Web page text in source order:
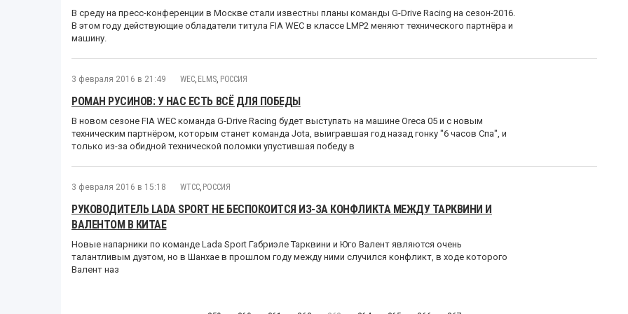
В среду на пресс-конференции в Москве стали известны планы команды G-Drive Racing на сезон-2016.
В этом году действующие обладатели титула FIA WEC в классе LMP2 меняют технического партнёра и
машину.
3 февраля 2016 в 21:49 WEC, ELMS, РОССИЯ
РОМАН РУСИНОВ: У НАС ЕСТЬ ВСЁ ДЛЯ ПОБЕДЫ
В новом сезоне FIA WEC команда G-Drive Racing будет выступать на машине Oreca 05 и c новым
техническим партнёром, которым станет команда Jota, выигравшая год назад гонку "6 часов Спа", и
только из-за обидной технической поломки упустившая победу в
3 февраля 2016 в 15:18 WTCC, РОССИЯ
РУКОВОДИТЕЛЬ LADA SPORT НЕ БЕСПОКОИТСЯ ИЗ-ЗА КОНФЛИКТА МЕЖДУ ТАРКВИНИ И
ВАЛЕНТОМ В КИТАЕ
Новые напарники по команде Lada Sport Габриэле Тарквини и Юго Валент являются очень
талантливым дуэтом, но в Шанхае в прошлом году между ними случился конфликт, в ходе которого
Валент наз